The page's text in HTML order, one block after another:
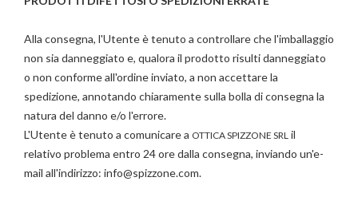
Alla consegna, l'Utente è tenuto a controllare che l'imballaggio
non sia danneggiato e, qualora il prodotto risulti danneggiato
o non conforme all'ordine inviato, a non accettare la
spedizione, annotando chiaramente sulla bolla di consegna la
natura del danno e/o l'errore.
L'Utente è tenuto a comunicare a OTTICA SPIZZONE SRL il
relativo problema entro 24 ore dalla consegna, inviando un'e-
mail all'indirizzo: info@spizzone.com.